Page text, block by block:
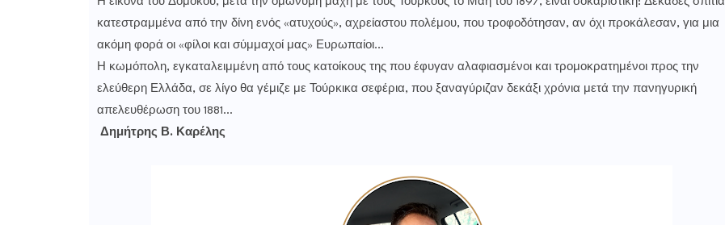
κατεστραμμένα από την δίνη ενός «ατυχούς», αχρείαστου πολέμου, που τροφοδότησαν, αν όχι προκάλεσαν, για μια
ακόμη φορά οι «φίλοι και σύμμαχοί μας» Ευρωπαίοι…
Η κωμόπολη, εγκαταλειμμένη από τους κατοίκους της που έφυγαν αλαφιασμένοι και τρομοκρατημένοι προς την
ελεύθερη Ελλάδα, σε λίγο θα γέμιζε με Τούρκικα σεφέρια, που ξαναγύριζαν δεκάξι χρόνια μετά την πανηγυρική
απελευθέρωση του 1881…
Δημήτρης Β. Καρέλης